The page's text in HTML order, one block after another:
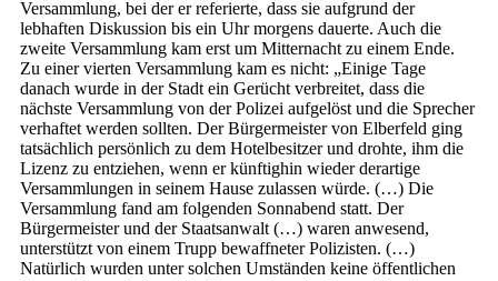
Versammlung, bei der er referierte, dass sie aufgrund der
lebhaften Diskussion bis ein Uhr morgens dauerte. Auch die
zweite Versammlung kam erst um Mitternacht zu einem Ende.
Zu einer vierten Versammlung kam es nicht: „Einige Tage
danach wurde in der Stadt ein Gerücht verbreitet, dass die
nächste Versammlung von der Polizei aufgelöst und die Sprecher
verhaftet werden sollten. Der Bürgermeister von Elberfeld ging
tatsächlich persönlich zu dem Hotelbesitzer und drohte, ihm die
Lizenz zu entziehen, wenn er künftighin wieder derartige
Versammlungen in seinem Hause zulassen würde. (…) Die
Versammlung fand am folgenden Sonnabend statt. Der
Bürgermeister und der Staatsanwalt (…) waren anwesend,
unterstützt von einem Trupp bewaffneter Polizisten. (…)
Natürlich wurden unter solchen Umständen keine öffentlichen